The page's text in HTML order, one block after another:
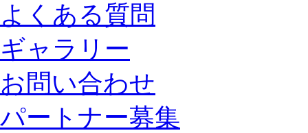
よくある質問
ギャラリー
お問い合わせ
パートナー募集